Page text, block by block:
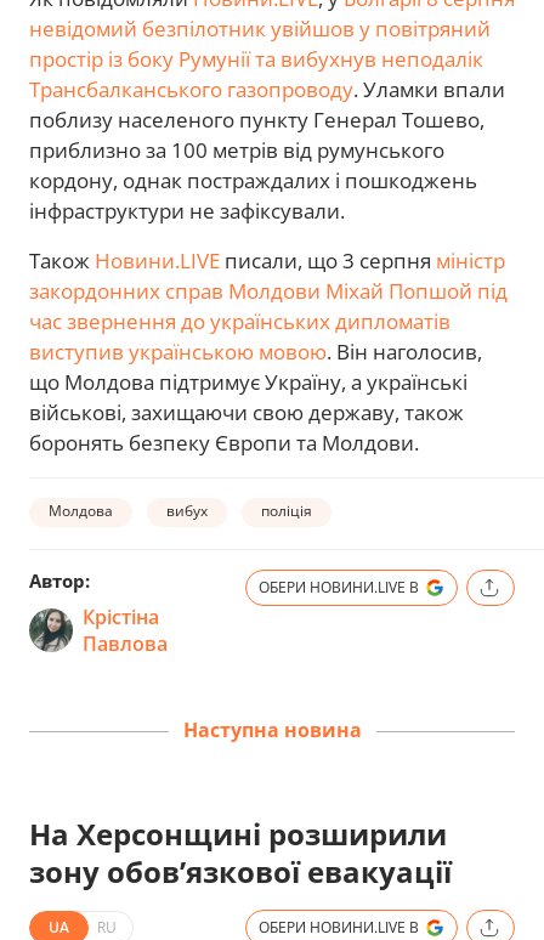
невідомий безпілотник увійшов у повітряний
простір із боку Румунії та вибухнув неподалік
Трансбалканського газопроводу. Уламки впали
поблизу населеного пункту Генерал Тошево,
приблизно за 100 метрів від румунського
кордону, однак постраждалих і пошкоджень
інфраструктури не зафіксували.
Також Новини.LIVE писали, що 3 серпня міністр
закордонних справ Молдови Міхай Попшой під
час звернення до українських дипломатів
виступив українською мовою. Він наголосив,
що Молдова підтримує Україну, а українські
військові, захищаючи свою державу, також
боронять безпеку Європи та Молдови.
Молдова вибух поліція
Автор:
Крістіна
Павлова
ОБЕРИ НОВИНИ.LIVE В
Наступна новина
На Херсонщині розширили
зону обов’язкової евакуації
UA RU ОБЕРИ НОВИНИ.LIVE В